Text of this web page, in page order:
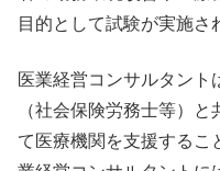
目的として試験が実施さ
医業経営コンサルタン
（社会保険労務士等）
て医療機関を支援する